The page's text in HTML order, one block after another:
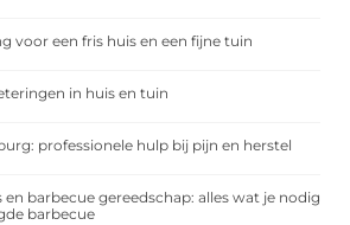
voor een fris huis en een fijne tuin
in huis en tuin
professionele hulp bij pijn en herstel
en barbecue gereedschap: alles wat je nodig
barbecue